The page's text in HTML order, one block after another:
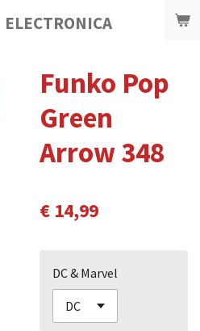
ELECTRONICA
Funko Pop
Green
Arrow 348
€ 14,99
DC & Marvel